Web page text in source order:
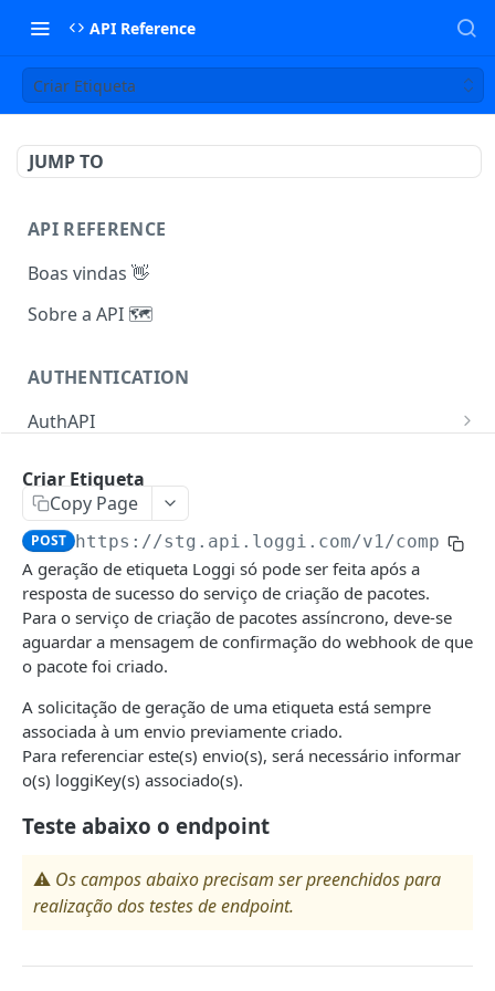
API Reference
Criar Etiqueta
JUMP TO
API REFERENCE
Boas vindas 👋
Sobre a API 🗺️
AUTHENTICATION
AuthAPI
Autenticação V2
INTEGRATOR
IntegratorCompanyAPI
Ativar/Desativar Integrador
FREIGHT PRICE QUOTATION
QuotationAPI
Criar Cotação
SHIPMENTS
ShipmentAPI
Criar Shipment assíncrono.
Criar Etiqueta
PACKAGE
Criar Etiqueta
Copy Page
POST https://stg.api.loggi.com/v1/
A geração de etiqueta Loggi só pode ser feita após a
resposta de sucesso do serviço de criação de pacotes.
Para o serviço de criação de pacotes assíncrono, deve-se
aguardar a mensagem de confirmação do webhook de que
o pacote foi criado.
A solicitação de geração de uma etiqueta está sempre
associada à um envio previamente criado.
Para referenciar este(s) envio(s), será necessário informar
o(s) loggiKey(s) associado(s).
Teste abaixo o endpoint
⚠️ Os campos abaixo precisam ser preenchidos para
realização dos testes de endpoint.